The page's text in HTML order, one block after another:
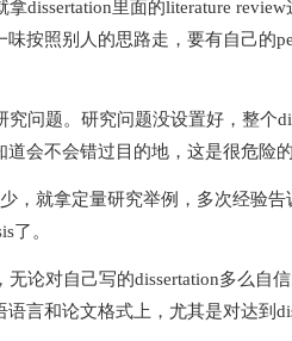
dissertation里面的literature
按照别人的思路走，要有自己的
问题。研究问题没设置好，整个
会不会错过目的地，这是很危险的
，就拿定量研究举例，多次经验
了。
论对自己写的dissertation多么自
言和论文格式上，尤其是对达到